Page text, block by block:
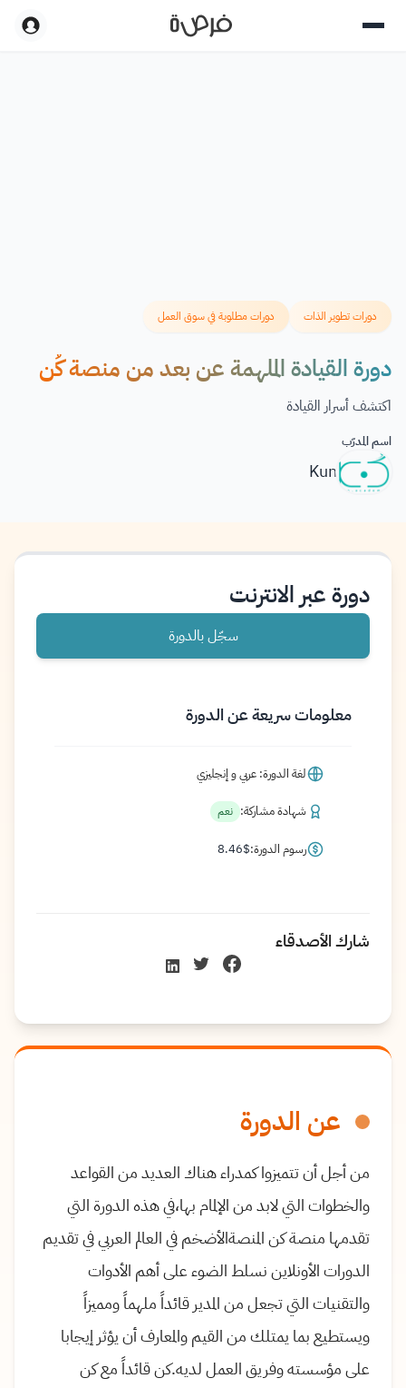
دورات تطوير الذات دورات مطلوبة في سوق العمل
دورة القيادة الملهمة عن بعد من منصة كُن
اكتشف أسرار القيادة
اسم المدرّب
Kun
عن الدورة
من أجل أن تتميزوا كمدراء هناك العديد من القواعد
والخطوات التي لابد من الإلمام بها،في هذه الدورة التي
تقدمها منصة كن المنصةالأضخم في العالم العربي في تقديم
الدورات الأونلاين نسلط الضوء على أهم الأدوات
والتقنيات التي تجعل من المدير قائداً ملهماً ومميزاً
ويستطيع بما يمتلك من القيم والمعارف أن يؤثر إيجابا
على مؤسسته وفريق العمل لديه.كن قائداً مع كن
دورة عبر الانترنت
سجّل بالدورة
معلومات سريعة عن الدورة
لغة الدورة: عربي و إنجليزي
شهادة مشاركة: نعم
رسوم الدورة: 8.46$
شارك الأصدقاء